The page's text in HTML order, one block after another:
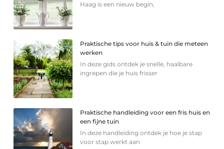
Haag is een nieuw begin,
Praktische tips voor huis & tuin die meteen
werken
In deze gids ontdek je snelle, haalbare
ingrepen die je huis frisser
Praktische handleiding voor een fris huis en
een fijne tuin
In deze handleiding ontdek je hoe je stap
voor stap werkt aan